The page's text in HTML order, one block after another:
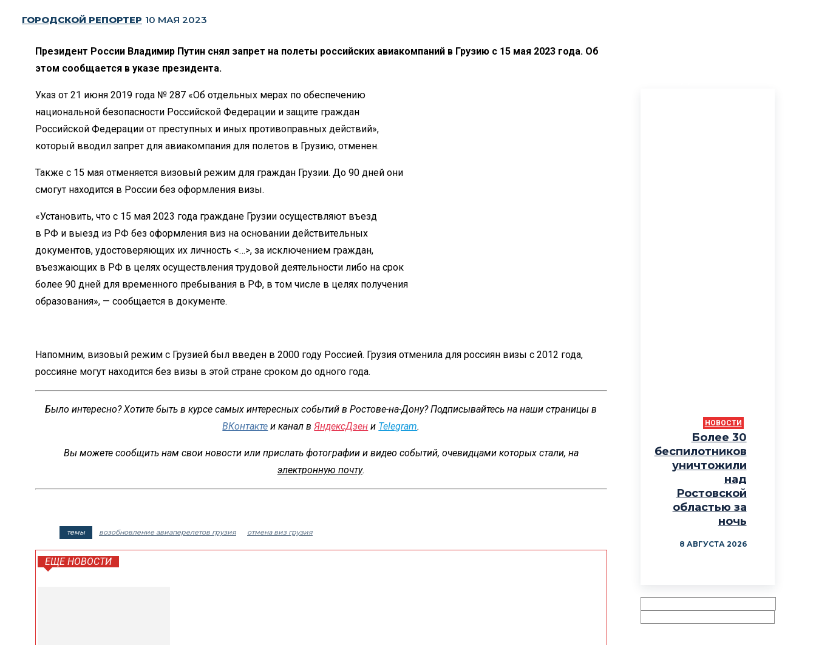
ГОРОДСКОЙ РЕПОРТЕР 10 МАЯ 2023
Президент России Владимир Путин снял запрет на полеты российских авиакомпаний в Грузию с 15 мая 2023 года. Об
этом сообщается в указе президента.
Указ от 21 июня 2019 года № 287 «Об отдельных мерах по обеспечению
национальной безопасности Российской Федерации и защите граждан
Российской Федерации от преступных и иных противоправных действий»,
который вводил запрет для авиакомпания для полетов в Грузию, отменен.
Также с 15 мая отменяется визовый режим для граждан Грузии. До 90 дней они
смогут находится в России без оформления визы.
«Установить, что с 15 мая 2023 года граждане Грузии осуществляют въезд
в РФ и выезд из РФ без оформления виз на основании действительных
документов, удостоверяющих их личность <…>, за исключением граждан,
въезжающих в РФ в целях осуществления трудовой деятельности либо на срок
более 90 дней для временного пребывания в РФ, в том числе в целях получения
образования», — сообщается в документе.
Напомним, визовый режим с Грузией был введен в 2000 году Россией. Грузия отменила для россиян визы с 2012 года,
россияне могут находится без визы в этой стране сроком до одного года.
Было интересно? Хотите быть в курсе самых интересных событий в Ростове-на-Дону? Подписывайтесь на наши страницы в
ВКонтакте и канал вЯндексДзен и Telegram.
Вы можете сообщить нам свои новости или прислать фотографии и видео событий, очевидцами которых стали, на
электронную почту.
темы возобновление авиаперелетов грузия отмена виз грузия
ЕЩЕ НОВОСТИ
НОВОСТИ
Более 30
беспилотников
уничтожили
над
Ростовской
областью за
ночь
8 АВГУСТА 2026